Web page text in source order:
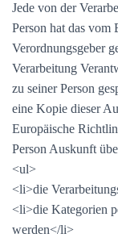
Jede von der
Person hat das vom
Verordnungsgeber
Verarbeitung
zu seiner Person
eine Kopie dieser
Europäische
Person Auskunft
<ul>
<li>die
<li>die Kategorien
werden</li>